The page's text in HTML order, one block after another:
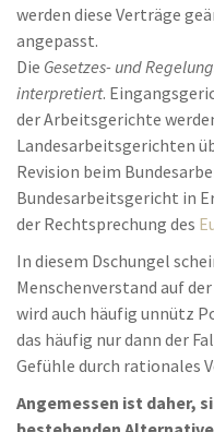
werden diese Verträge
angepasst.
Die Gesetzes- und
interpretiert.
der Arbeitsgerichte
Landesarbeitsgerichten
Revision beim
Bundesarbeitsgericht in
der Rechtsprechung des
In diesem Dschungel
Menschenverstand auf
wird auch häufig unnütz
das häufig nur dann der
Gefühle durch rationales
Angemessen ist daher,